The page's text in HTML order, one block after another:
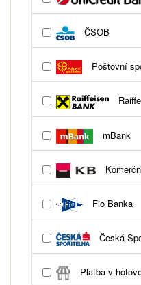
ČSOB
Poštovní
mBank
Fio Banka
Česká
Platba v